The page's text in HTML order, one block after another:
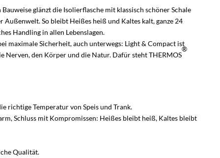
glänzt die Isolierflasche mit klassisch schöner Schale
So bleibt Heißes heiß und Kaltes kalt, ganze 24
Handling in allen Lebenslagen.
maximale Sicherheit, auch unterwegs: Light & Compact ist
Nerven, den Körper und die Natur. Dafür steht THERMOS
®
richtige Temperatur von Speis und Trank.
Schluss mit Kompromissen: Heißes bleibt heiß, Kaltes bleibt
Qualität.